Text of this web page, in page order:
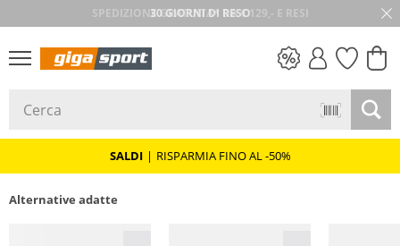
30 GIORNI DI RESO
SALDI | RISPARMIA FINO AL -50%
Alternative adatte